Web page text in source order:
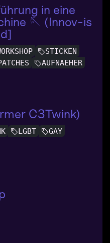
in eine
🪡 (Innov-is
STICKEN
AUFNAEHER
C3Twink)
LGBT
GAY